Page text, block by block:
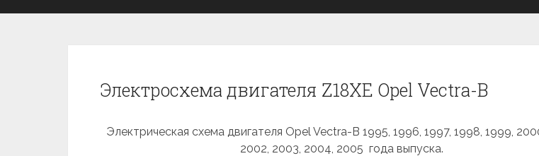
Электросхема двигателя Z18XE Opel Vectra-B
Электрическая схема двигателя Opel Vectra-B 1995, 1996, 1997, 1998, 1999,
2002, 2003, 2004, 2005 года выпуска.